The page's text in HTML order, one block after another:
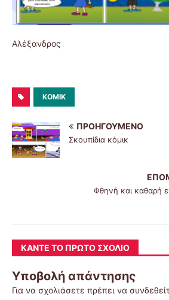
Αλέξανδρος
ΚΟΜΙΚ
ΠΡΟΗΓΟΎΜΕΝΟ
Σκουπίδια κόμικ
Φθηνή και καθαρή
ΚΆΝΤΕ ΤΟ ΠΡΏΤΟ ΣΧΌΛΙΟ
Υποβολή απάντησης
Για να σχολιάσετε πρέπει να